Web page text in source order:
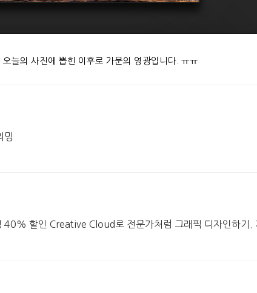
늘의 사진에 뽑힌 이후로 가문의 영광입니다. ㅠㅠ
밍
할인 Creative Cloud로 전문가처럼 그래픽 디자인하기.